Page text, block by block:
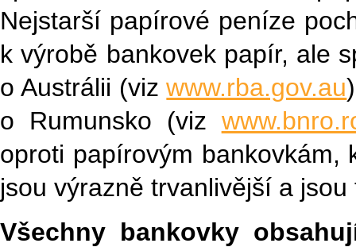
Nejstarší papírové peníze
k výrobě bankovek papír, ale
o Austrálii (vizwww.rba.gov.au
o Rumunsko (viz
oproti papírovým bankovkám,
jsou výrazně trvanlivější a
Všechny bankovky